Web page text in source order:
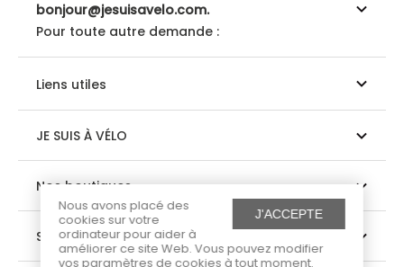
J'ACCEPTE
Nous avons placé des
cookies sur votre
ordinateur pour aider à
améliorer ce site Web. Vous pouvez modifier
vos paramètres de cookies à tout moment.
bonjour@jesuisavelo.com.
Pour toute autre demande :
Liens utiles
JE SUIS À VÉLO
Nos boutiques
Suivez-nous